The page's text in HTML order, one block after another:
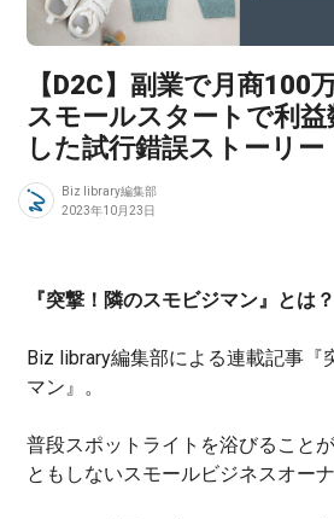
【D2C】副業で月商100
スモールスタートで利益
した試行錯誤ストーリー
Biz library編集部
2023年10月23日
『突撃！隣のスモビジマン』とは？
Biz library編集部による連載記事『
マン』。
普段スポットライトを浴びること
ともしないスモールビジネスオーナ